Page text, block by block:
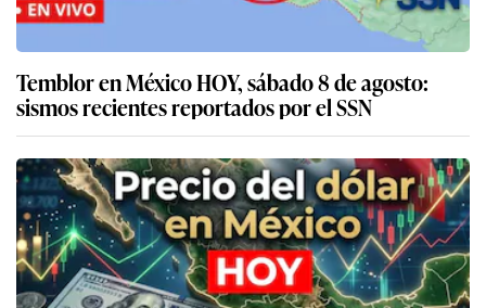
Temblor en México HOY, sábado 8 de agosto:
sismos recientes reportados por el SSN